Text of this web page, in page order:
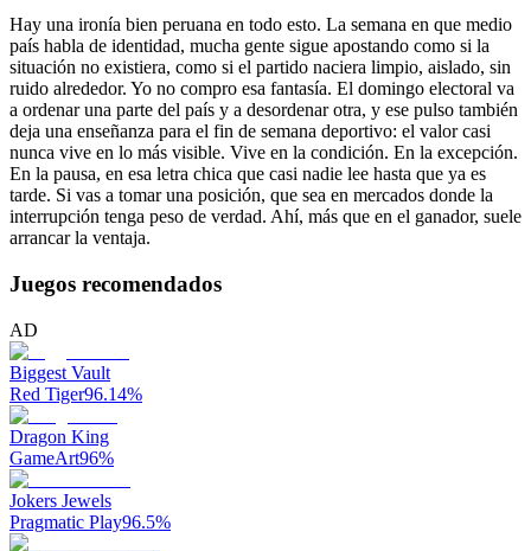
Hay una ironía bien peruana en todo esto. La semana en que medio
país habla de identidad, mucha gente sigue apostando como si la
situación no existiera, como si el partido naciera limpio, aislado, sin
ruido alrededor. Yo no compro esa fantasía. El domingo electoral va
a ordenar una parte del país y a desordenar otra, y ese pulso también
deja una enseñanza para el fin de semana deportivo: el valor casi
nunca vive en lo más visible. Vive en la condición. En la excepción.
En la pausa, en esa letra chica que casi nadie lee hasta que ya es
tarde. Si vas a tomar una posición, que sea en mercados donde la
interrupción tenga peso de verdad. Ahí, más que en el ganador, suele
arrancar la ventaja.
Juegos recomendados
AD
Biggest Vault
Red Tiger96.14%
Dragon King
GameArt96%
Jokers Jewels
Pragmatic Play96.5%